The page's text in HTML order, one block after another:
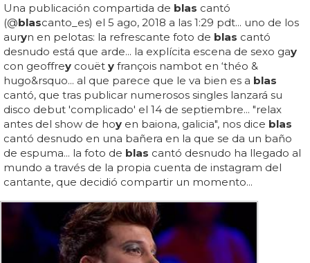
Una publicación compartida de blas cantó
(@blascanto_es) el 5 ago, 2018 a las 1:29 pdt... uno de los
auryn en pelotas: la refrescante foto de blas cantó
desnudo está que arde... la explícita escena de sexo gay
con geoffrey couët y françois nambot en ‘théo &
hugo&rsquo... al que parece que le va bien es a blas
cantó, que tras publicar numerosos singles lanzará su
disco debut 'complicado' el 14 de septiembre... "relax
antes del show de hoy en baiona, galicia", nos dice blas
cantó desnudo en una bañera en la que se da un baño
de espuma... la foto de blas cantó desnudo ha llegado al
mundo a través de la propia cuenta de instagram del
cantante, que decidió compartir un momento...